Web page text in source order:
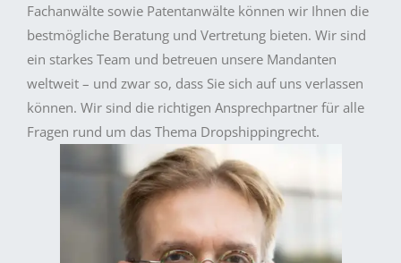
Fachanwälte sowie Patentanwälte können wir Ihnen die
bestmögliche Beratung und Vertretung bieten. Wir sind
ein starkes Team und betreuen unsere Mandanten
weltweit – und zwar so, dass Sie sich auf uns verlassen
können. Wir sind die richtigen Ansprechpartner für alle
Fragen rund um das Thema Dropshippingrecht.